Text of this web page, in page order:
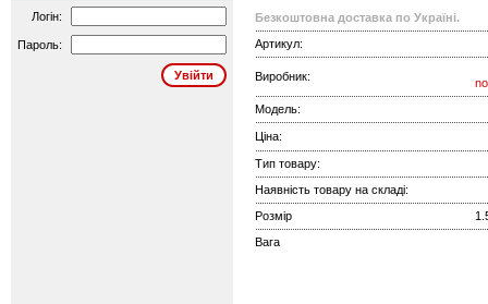
Логін:
Пароль:
Безкоштовна доставка по Україні.
Артикул:
Виробник:
Модель:
Ціна:
Тип товару:
Наявність товару на складі:
Розмір
Вага